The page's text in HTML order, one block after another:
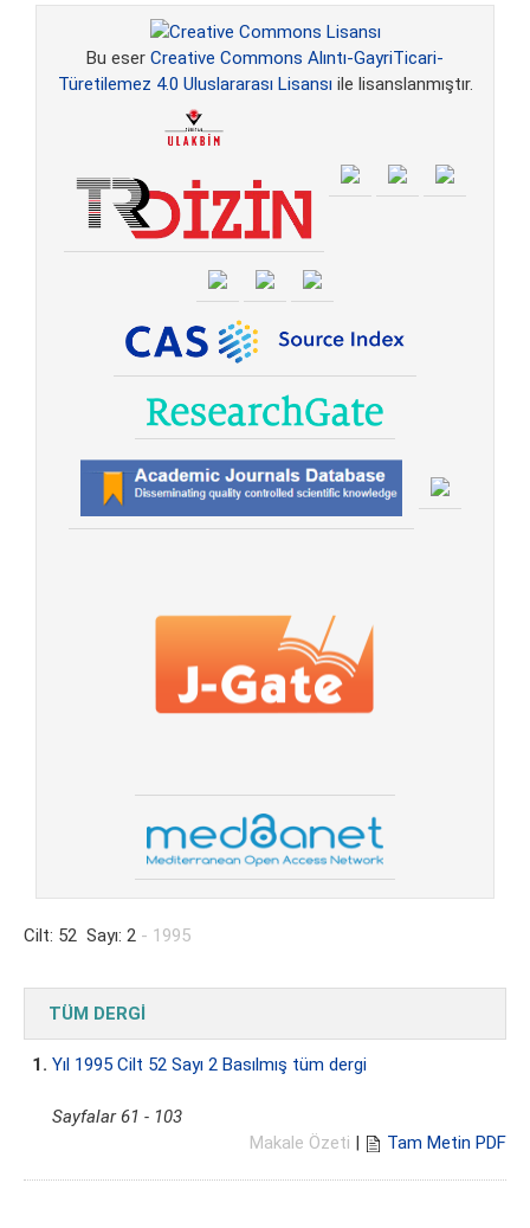
Bu eser Creative Commons Alıntı-GayriTicari-
Türetilemez 4.0 Uluslararası Lisansı ile lisanslanmıştır.
Cilt: 52 Sayı: 2 - 1995
TÜM DERGİ
1. Yıl 1995 Cilt 52 Sayı 2 Basılmış tüm dergi
Sayfalar 61 - 103
Makale Özeti | Tam Metin PDF